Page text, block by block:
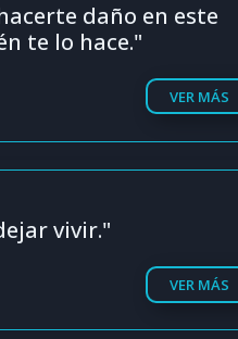
daño en este
te lo hace."
VER MÁS
vivir."
VER MÁS